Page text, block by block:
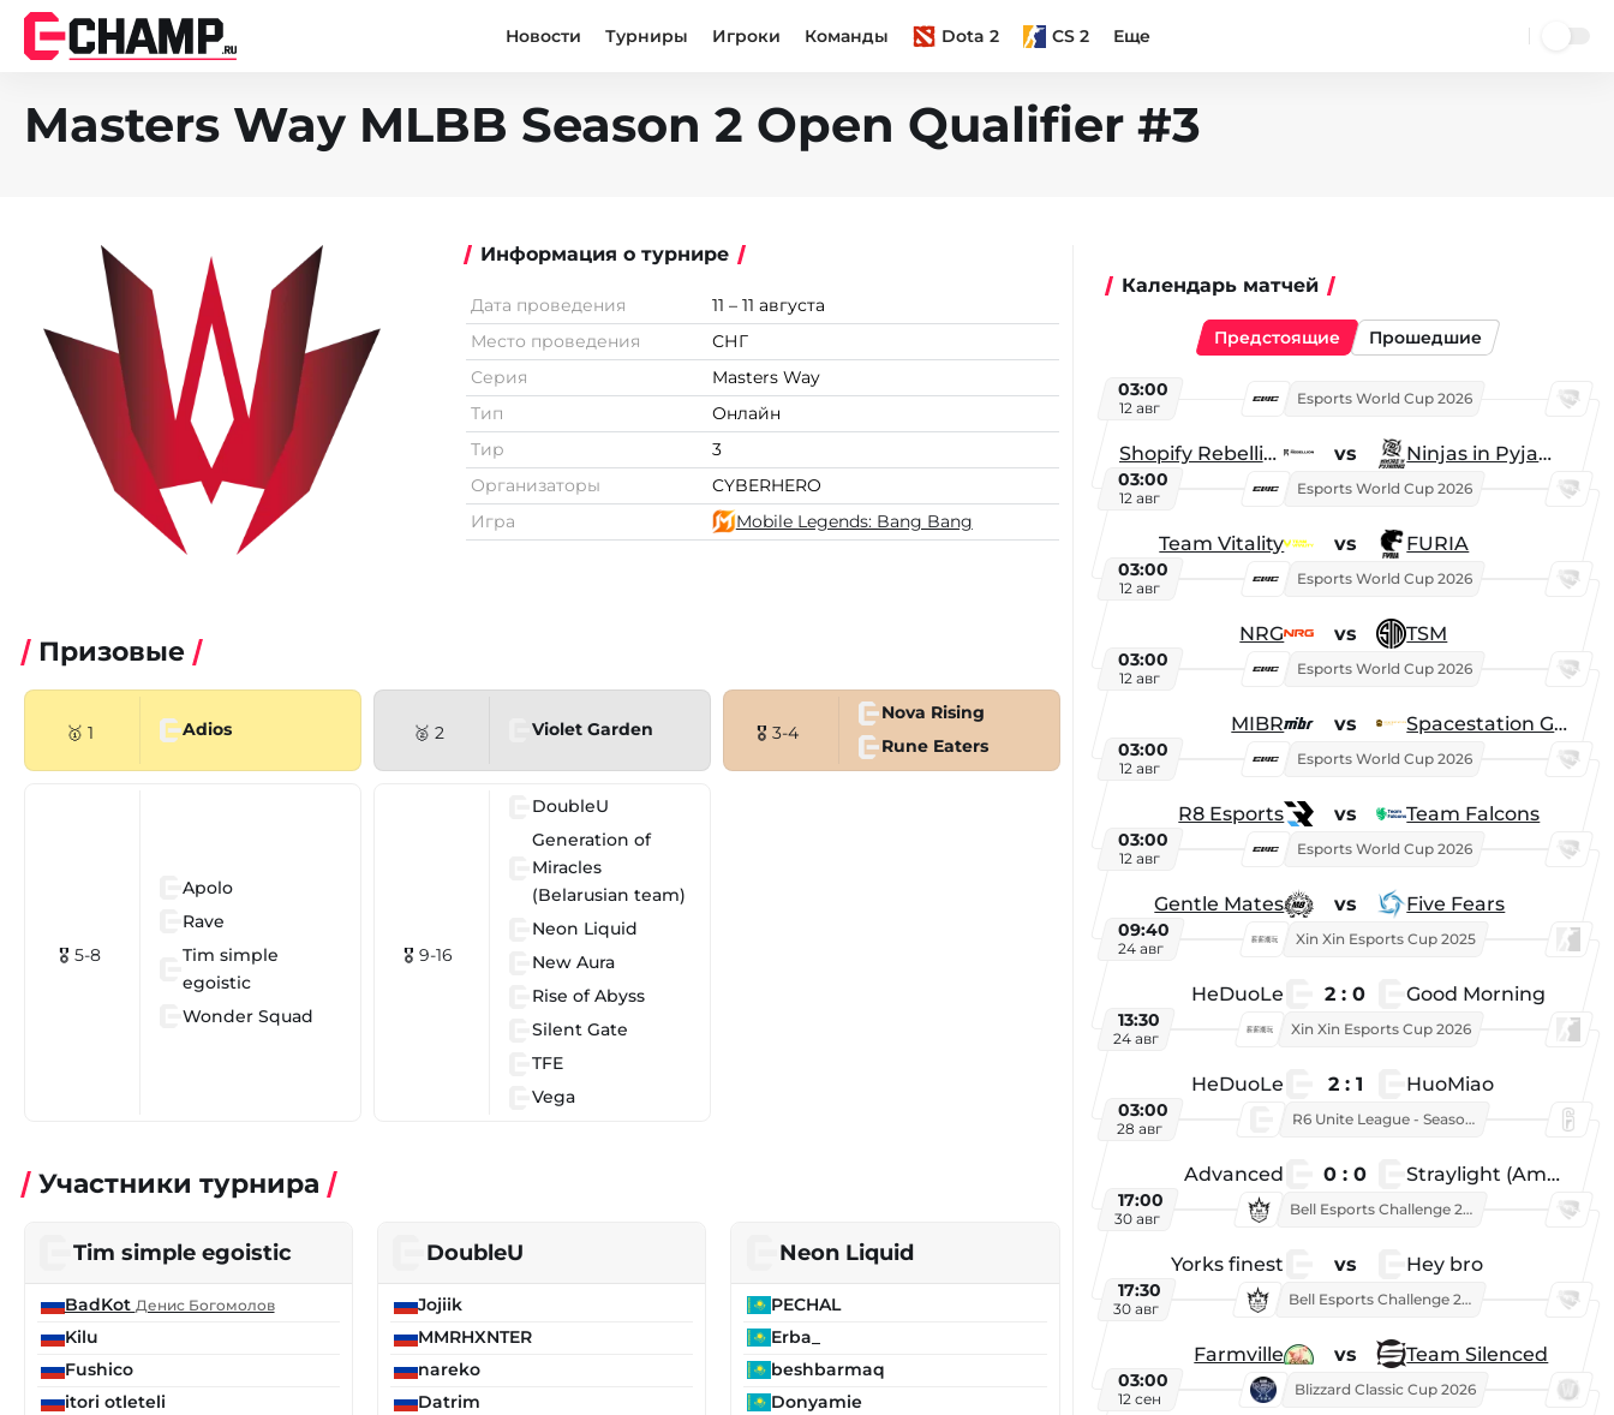
Новости Турниры Игроки Команды Dota 2 CS 2 Еще
Masters Way MLBB Season 2 Open Qualifier #3
Информация о турнире
Дата проведения
11 – 11 августа
Место проведения
СНГ
Серия
Masters Way
Тип
Онлайн
Тир
3
Организаторы
CYBERHERO
Игра
Mobile Legends: Bang Bang
Призовые
🥇 1 Adios 🥈 2 Violet Garden 🎖 3-4
Nova Rising
Rune Eaters
🎖 5-8
Apolo
Rave
Tim simple
egoistic
Wonder Squad
🎖 9-16
DoubleU
Generation of
Miracles
(Belarusian team)
Neon Liquid
New Aura
Rise of Abyss
Silent Gate
TFE
Vega
Участники турнира
Tim simple egoistic
BadKot Денис Богомолов
Kilu
Fushico
itori otleteli
DoubleU
Jojiik
MMRHXNTER
nareko
Datrim
Neon Liquid
PECHAL
Erba_
beshbarmaq
Donyamie
Календарь матчей
Предстоящие Прошедшие
03:00
12 авг
Esports World Cup 2026
Shopify Rebellion vs Ninjas in Pyjamas
03:00
12 авг
Esports World Cup 2026
Team Vitality vs FURIA
03:00
12 авг
Esports World Cup 2026
NRG vs TSM
03:00
12 авг
Esports World Cup 2026
MIBR vs Spacestation Gaming
03:00
12 авг
Esports World Cup 2026
R8 Esports vs Team Falcons
03:00
12 авг
Esports World Cup 2026
Gentle Mates vs Five Fears
09:40
24 авг
Xin Xin Esports Cup 2025
HeDuoLe 2 : 0 Good Morning
13:30
24 авг
Xin Xin Esports Cup 2026
HeDuoLe 2 : 1 HuoMiao
03:00
28 авг
R6 Unite League - Season 1
Advanced 0 : 0 Straylight (American team)
17:00
30 авг
Bell Esports Challenge 2026
Yorks finest vs Hey bro
17:30
30 авг
Bell Esports Challenge 2026
Farmville vs Team Silenced
03:00
12 сен
Blizzard Classic Cup 2026